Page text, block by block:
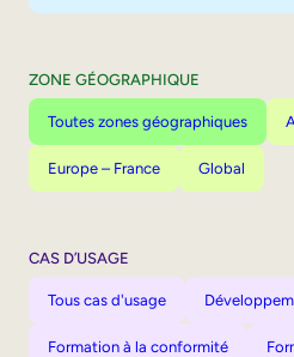
ZONE GÉOGRAPHIQUE
Toutes zones géographiques
Europe – France Global
CAS D’USAGE
Tous cas d'usage
Formation à la conformité